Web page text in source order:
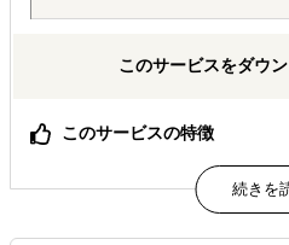
このサービスをダウ
このサービスの特徴
何のために何を調べるか、
す。
30万円から3段階。必要な分
AIでは辿り着けない、現地